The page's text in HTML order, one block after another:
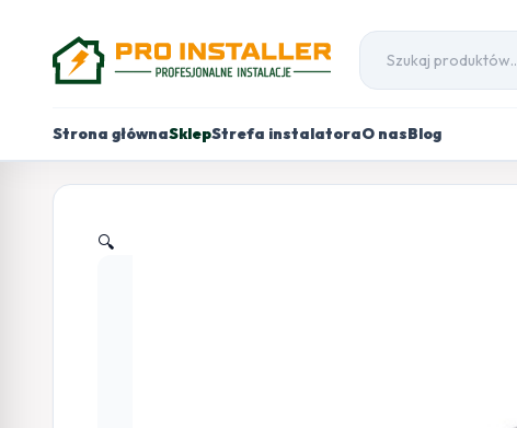
Strona głównaSklepStrefa instalatoraO nasBlog
🔍